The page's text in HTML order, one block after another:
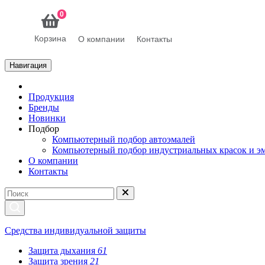
0
Корзина О компании Контакты
Навигация
Продукция
Бренды
Новинки
Подбор
Компьютерный подбор автоэмалей
Компьютерный подбор индустриальных красок и
О компании
Контакты
Средства индивидуальной защиты
Защита дыхания 61
Защита зрения 21